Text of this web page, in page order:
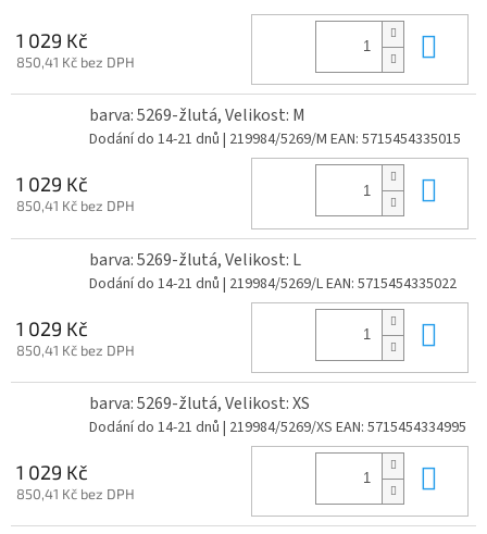
1 029 Kč
850,41 Kč bez DPH
barva: 5269-žlutá, Velikost: M
Dodání do 14-21 dnů | 219984/5269/M EAN: 5715454335015
1 029 Kč
850,41 Kč bez DPH
barva: 5269-žlutá, Velikost: L
Dodání do 14-21 dnů | 219984/5269/LEAN: 5715454335022
1 029 Kč
850,41 Kč bez DPH
barva: 5269-žlutá, Velikost: XS
Dodání do 14-21 dnů | 219984/5269/XS EAN: 5715454334995
1 029 Kč
850,41 Kč bez DPH